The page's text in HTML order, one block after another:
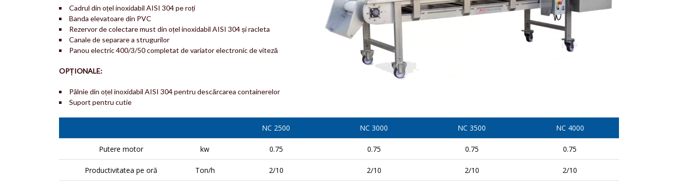
Cadrul din oțel inoxidabil AISI 304 pe roți
Banda elevatoare din PVC
Rezervor de colectare must din oțel inoxidabil AISI 304 și racleta
Canale de separare a strugurilor
Panou electric 400/3/50 completat de variator electronic de viteză
OPȚIONALE:
Pâlnie din oțel inoxidabil AISI 304 pentru descărcarea containerelor
Suport pentru cutie
NC 2500 NC 3000 NC 3500 NC 4000
Putere motor kw 0.75 0.75 0.75 0.75
Productivitatea pe oră Ton/h 2/10 2/10 2/10 2/10